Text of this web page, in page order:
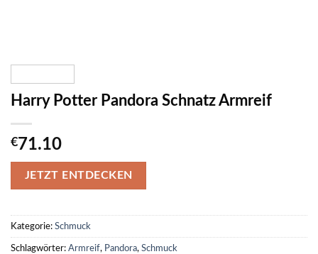
Harry Potter Pandora Schnatz Armreif
€71.10
JETZT ENTDECKEN
Kategorie: Schmuck
Schlagwörter: Armreif, Pandora, Schmuck